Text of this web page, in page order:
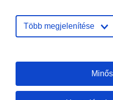
E-
Több megjelenítése